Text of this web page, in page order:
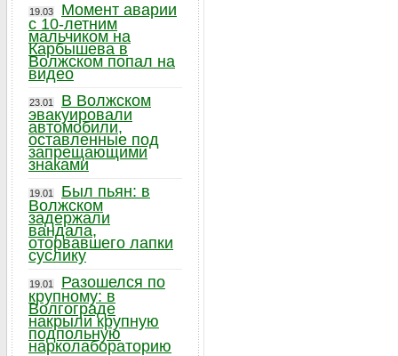
19.03
Момент аварии
с 10-летним
мальчиком на
Карбышева в
Волжском попал на
видео
23.01
В Волжском
эвакуировали
автомобили,
оставленные под
запрещающими
знаками
19.01
Был пьян: в
Волжском
задержали
вандала,
оторвавшего лапки
суслику
19.01
Разошелся по
крупному: в
Волгограде
накрыли крупную
подпольную
нарколабораторию